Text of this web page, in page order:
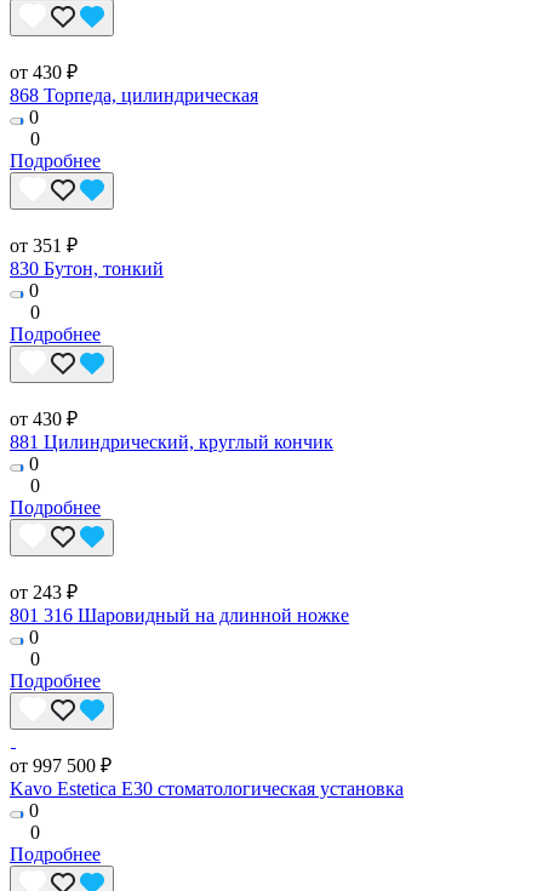
от 430 ₽
868 Торпеда, цилиндрическая
0
0
Подробнее
от 351 ₽
830 Бутон, тонкий
0
0
Подробнее
от 430 ₽
881 Цилиндрический, круглый кончик
0
0
Подробнее
от 243 ₽
801 316 Шаровидный на длинной ножке
0
0
Подробнее
от 997 500 ₽
Kavo Estetica E30 стоматологическая установка
0
0
Подробнее